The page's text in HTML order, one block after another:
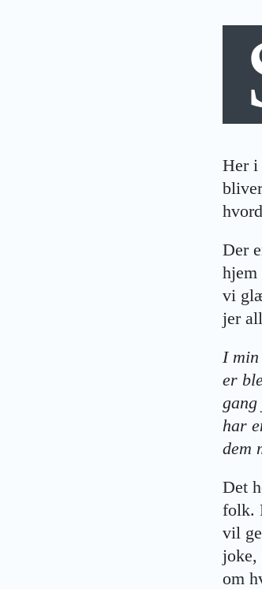
Her i
Der
hjem
vi
jer
I min
er
har
dem
Det
folk.
vil
joke,
om